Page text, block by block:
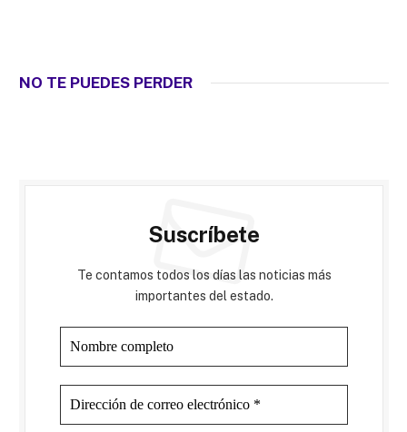
NO TE PUEDES PERDER
Suscríbete
Te contamos todos los días las noticias más
importantes del estado.